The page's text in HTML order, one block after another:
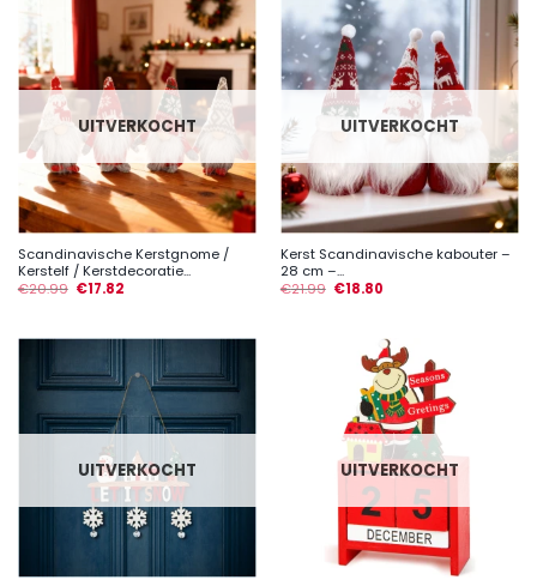
UITVERKOCHT
Scandinavische Kerstgnome /
Kerstelf / Kerstdecoratie...
€20.99 €17.82
UITVERKOCHT
Kerst Scandinavische kabouter –
28 cm –...
€21.99 €18.80
UITVERKOCHT UITVERKOCHT